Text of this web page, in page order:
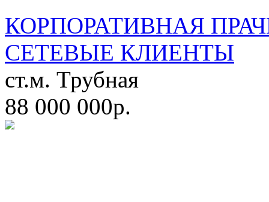
КОРПОРАТИВНАЯ
СЕТЕВЫЕ КЛИЕНТЫ
ст.м. Трубная
88 000 000р.